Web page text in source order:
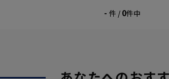
- 件 / 0件中